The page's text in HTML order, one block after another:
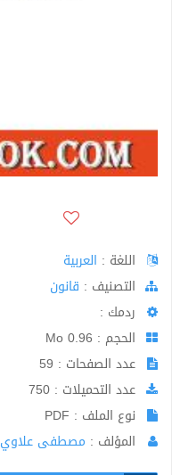
اللغة : العربية
اﻟﺘﺼﻨﻴﻒ : قانون
ردمك :
الحجم : 0.96 Mo
عدد الصفحات : 59
عدد التحميلات : 750
نوع الملف : PDF
المؤلف : مصطفى علاوي